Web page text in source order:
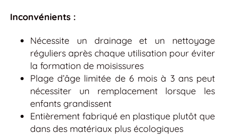
Inconvénients :
Nécessite un drainage et un nettoyage
réguliers après chaque utilisation pour éviter
la formation de moisissures
Plage d’âge limitée de 6 mois à 3 ans peut
nécessiter un remplacement lorsque les
enfants grandissent
Entièrement fabriqué en plastique plutôt que
dans des matériaux plus écologiques